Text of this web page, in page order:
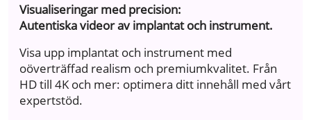
Visualiseringar med precision:
Autentiska videor av implantat och instrument.
Visa upp implantat och instrument med
oöverträffad realism och premiumkvalitet. Från
HD till 4K och mer: optimera ditt innehåll med vårt
expertstöd.